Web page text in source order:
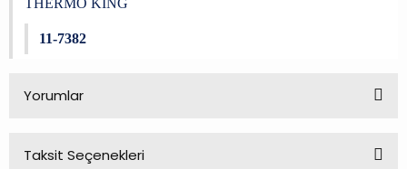
THERMO KING
11-7382
Yorumlar
Taksit Seçenekleri